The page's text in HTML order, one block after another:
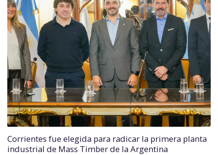
Corrientes fue elegida para radicar la primera planta
industrial de Mass Timber de la Argentina